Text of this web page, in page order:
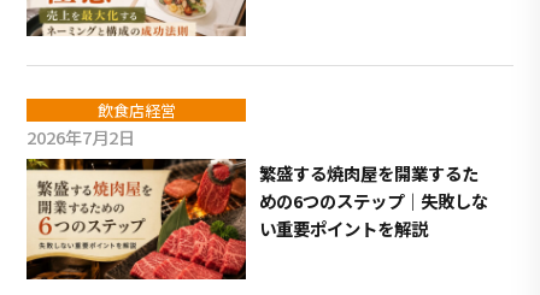
飲食店経営
2026年7月2日
繁盛する焼肉屋を開業するた
めの6つのステップ｜失敗しな
い重要ポイントを解説